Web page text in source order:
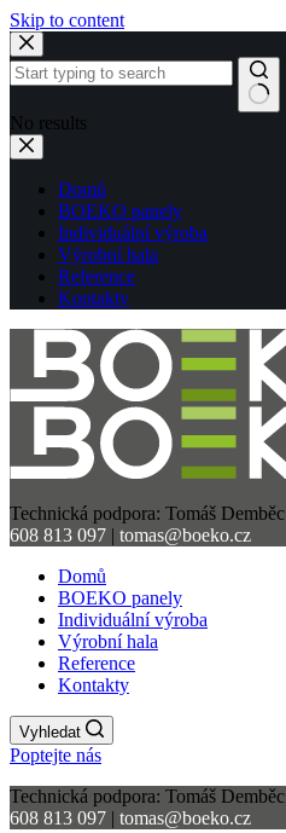
Skip to content
No results
Domů
BOEKO panely
Individuální výroba
Výrobní hala
Reference
Kontakty
Technická podpora: Tomáš Demběc
608 813 097 | tomas@boeko.cz
Domů
BOEKO panely
Individuální výroba
Výrobní hala
Reference
Kontakty
Vyhledat
Poptejte nás
Technická podpora: Tomáš Demběc
608 813 097 | tomas@boeko.cz